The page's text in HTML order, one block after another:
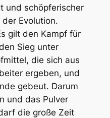
und schöpferischer
Evolution.
gilt den Kampf für
Sieg unter
die sich aus
ergeben, und
gebeut. Darum
und das Pulver
die große Zeit